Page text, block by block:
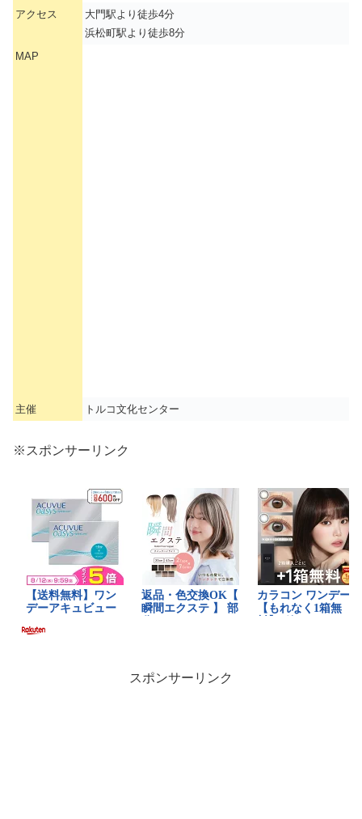
アクセス
大門駅より徒歩4分
浜松町駅より徒歩8分
MAP
主催 トルコ文化センター
※スポンサーリンク
スポンサーリンク